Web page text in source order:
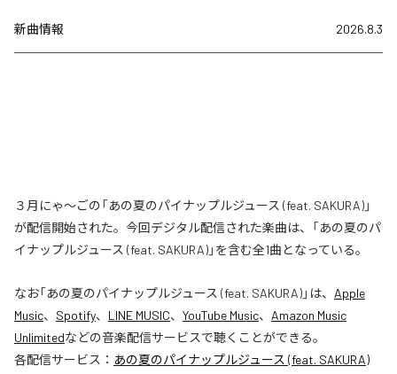
新曲情報 2026.8.3
３月にゃ〜ごの「あの夏のパイナップルジュース (feat. SAKURA)」
が配信開始された。今回デジタル配信された楽曲は、「あの夏のパ
イナップルジュース (feat. SAKURA)」を含む全1曲となっている。
なお「あの夏のパイナップルジュース (feat. SAKURA)」は、 Apple
Music、 Spotify、 LINE MUSIC、 YouTube Music、 Amazon Music
Unlimitedなどの音楽配信サービスで聴くことができる。
各配信サービス： あの夏のパイナップルジュース (feat. SAKURA)